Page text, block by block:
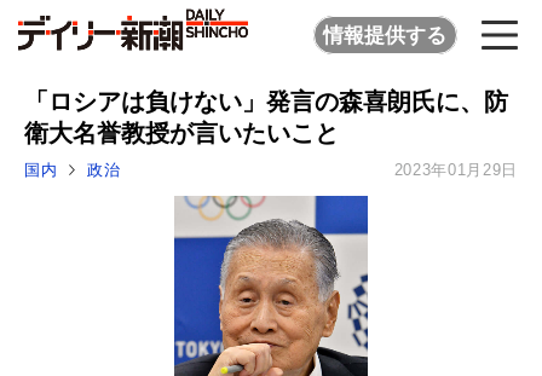
情報提供する
「ロシアは負けない」発言の森喜朗氏に、防
衛大名誉教授が言いたいこと
国内 政治 2023年01月29日